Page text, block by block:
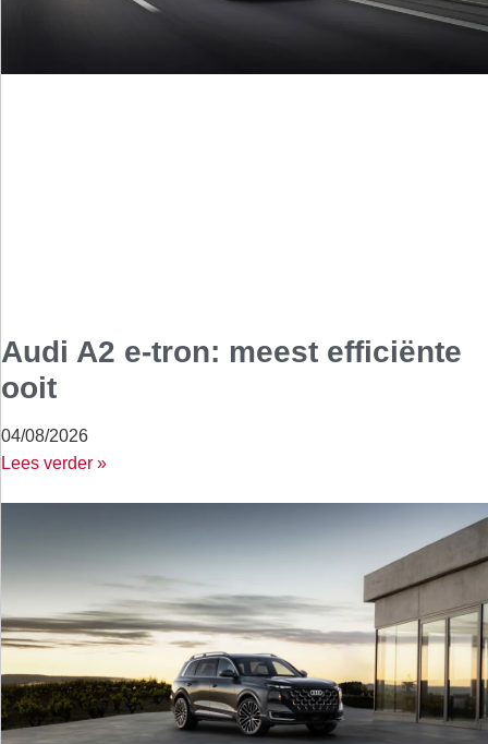
Audi A2 e-tron: meest efficiënte
ooit
04/08/2026
Lees verder »